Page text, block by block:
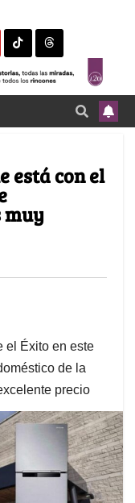
está con el
muy
el Éxito en este
de la
precio